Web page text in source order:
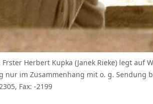
Herbert Kupka (Janek Rieke) legt auf
nur im Zusammenhang mit o. g. Sendung
Fax: -2199